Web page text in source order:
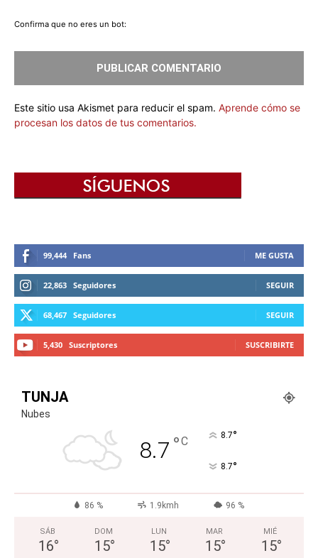
Confirma que no eres un bot:
Este sitio usa Akismet para reducir el spam. Aprende cómo se
procesan los datos de tus comentarios.
99,444 Fans ME GUSTA
22,863 Seguidores SEGUIR
68,467 Seguidores SEGUIR
5,430 Suscriptores SUSCRIBIRTE
TUNJA
Nubes
8.7 °C 8.7°
8.7°
86 % 1.9kmh 96 %
SÁB
16°
DOM
15°
LUN
15°
MAR
15°
MIÉ
15°